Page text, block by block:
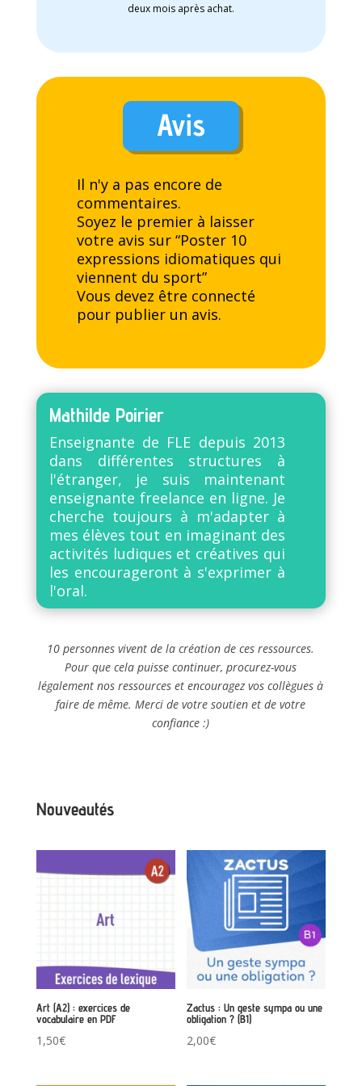
deux mois après achat.
Avis
Il n'y a pas encore de
commentaires.
Soyez le premier à laisser
votre avis sur “Poster 10
expressions idiomatiques qui
viennent du sport”
Vous devez être connecté
pour publier un avis.
Mathilde Poirier
Enseignante de FLE depuis 2013
dans différentes structures à
l'étranger, je suis maintenant
enseignante freelance en ligne. Je
cherche toujours à m'adapter à
mes élèves tout en imaginant des
activités ludiques et créatives qui
les encourageront à s'exprimer à
l'oral.
10 personnes vivent de la création de ces ressources.
Pour que cela puisse continuer, procurez-vous
légalement nos ressources et encouragez vos collègues à
faire de même. Merci de votre soutien et de votre
confiance :)
Nouveautés
Art (A2) : exercices de
vocabulaire en PDF
1,50€
Zactus : Un geste sympa ou une
obligation ? (B1)
2,00€